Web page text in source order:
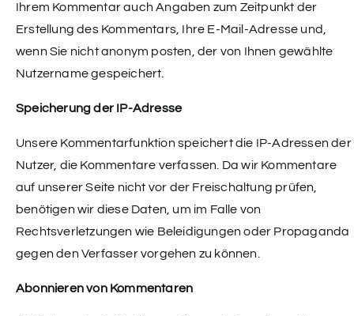
Ihrem Kommentar auch Angaben zum Zeitpunkt der
Erstellung des Kommentars, Ihre E-Mail-Adresse und,
wenn Sie nicht anonym posten, der von Ihnen gewählte
Nutzername gespeichert.
Speicherung der IP-Adresse
Unsere Kommentarfunktion speichert die IP-Adressen der
Nutzer, die Kommentare verfassen. Da wir Kommentare
auf unserer Seite nicht vor der Freischaltung prüfen,
benötigen wir diese Daten, um im Falle von
Rechtsverletzungen wie Beleidigungen oder Propaganda
gegen den Verfasser vorgehen zu können.
Abonnieren von Kommentaren